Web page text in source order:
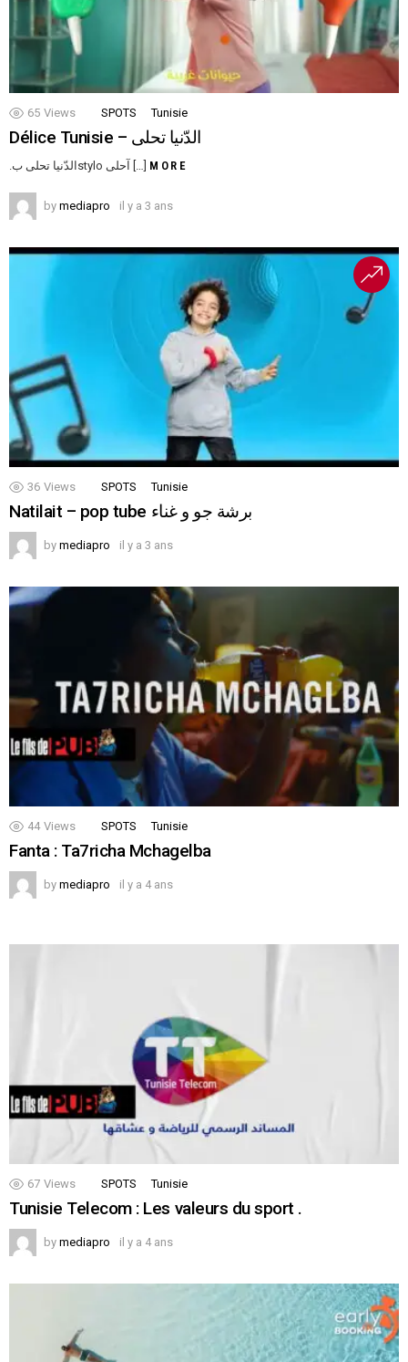
65 Views SPOTS Tunisie
Délice Tunisie – الدّنيا تحلى
.الدّنيا تحلى بstylo آحلى […] MORE
by mediapro il y a 3 ans
36 Views SPOTS Tunisie
Natilait – pop tube برشة جو و غناء
by mediapro il y a 3 ans
44 Views SPOTS Tunisie
Fanta : Ta7richa Mchagelba
by mediapro il y a 4 ans
67 Views SPOTS Tunisie
Tunisie Telecom : Les valeurs du sport .
by mediapro il y a 4 ans